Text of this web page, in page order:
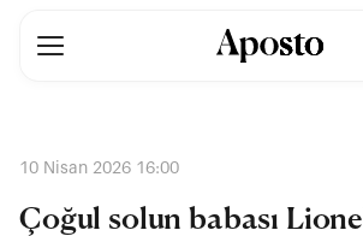
10 Nisan 2026 16:00
Çoğul solun babası